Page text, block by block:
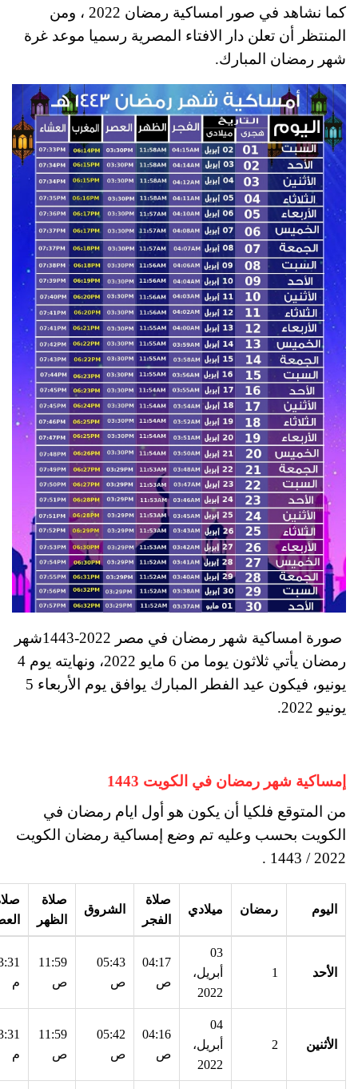
كما نشاهد في صور امساكية رمضان 2022 ، ومن
المنتظر أن تعلن دار الافتاء المصرية رسميا موعد غرة
شهر رمضان المبارك.
صورة امساكية شهر رمضان في مصر 2022-1443
شهر
رمضان يأتي ثلاثون يوما من 6 مايو 2022، ونهايته يوم 4
يونيو، فيكون عيد الفطر المبارك يوافق يوم الأربعاء 5
يونيو 2022.
إمساكية شهر رمضان في الكويت 1443
من المتوقع فلكيا أن يكون هو أول ايام رمضان في
الكويت بحسب وعليه تم وضع إمساكية رمضان الكويت
2022 / 1443 .
اليوم رمضان ميلادي
صلاة
الفجر
الشروق
صلاة
الظهر
الأحد 1
03
أبريل،
2022
04:17
ص
05:43
ص
11:59
ص
م
الأثنين 2
04
أبريل،
2022
04:16
ص
05:42
ص
11:59
ص
م